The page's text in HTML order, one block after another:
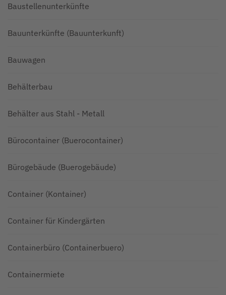
Baustellenunterkünfte
Bauunterkünfte (Bauunterkunft)
Bauwagen
Behälterbau
Behälter aus Stahl - Metall
Bürocontainer (Buerocontainer)
Bürogebäude (Buerogebäude)
Container (Kontainer)
Container für Kindergärten
Containerbüro (Containerbuero)
Containermiete